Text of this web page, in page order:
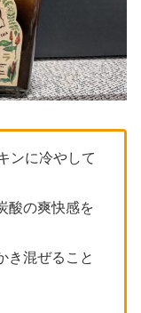
ンに冷やして
酸の爽快感を
き混ぜること